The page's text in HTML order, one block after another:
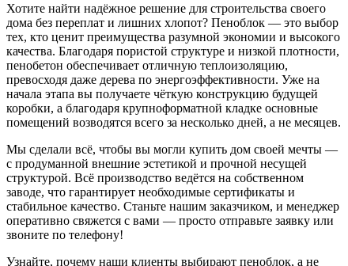
Хотите найти надёжное решение для строительства своего
дома без переплат и лишних хлопот? Пеноблок — это выбор
тех, кто ценит преимущества разумной экономии и высокого
качества. Благодаря пористой структуре и низкой плотности,
пенобетон обеспечивает отличную теплоизоляцию,
превосходя даже дерева по энергоэффективности. Уже на
начала этапа вы получаете чёткую конструкцию будущей
коробки, а благодаря крупноформатной кладке основные
помещений возводятся всего за несколько дней, а не месяцев.
Мы сделали всё, чтобы вы могли купить дом своей мечты —
с продуманной внешние эстетикой и прочной несущей
структурой. Всё производство ведётся на собственном
заводе, что гарантирует необходимые сертификаты и
стабильное качество. Станьте нашим заказчиком, и менеджер
оперативно свяжется с вами — просто отправьте заявку или
звоните по телефону!
Узнайте, почему наши клиенты выбирают пеноблок, а не